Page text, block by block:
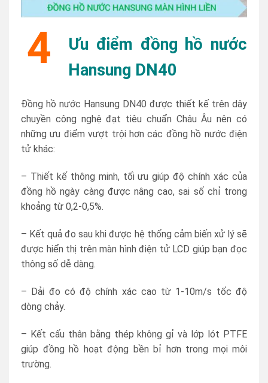
4
Ưu điểm đồng hồ nước
Hansung DN40
Đồng hồ nước Hansung DN40 được thiết kế trên dây
chuyền công nghệ đạt tiêu chuẩn Châu Âu nên có
những ưu điểm vượt trội hơn các đồng hồ nước điện
tử khác:
– Thiết kế thông minh, tối ưu giúp độ chính xác của
đồng hồ ngày càng được nâng cao, sai số chỉ trong
khoảng từ 0,2-0,5%.
– Kết quả đo sau khi được hệ thống cảm biến xử lý sẽ
được hiển thị trên màn hình điện tử LCD giúp bạn đọc
thông số dễ dàng.
– Dải đo có độ chính xác cao từ 1-10m/s tốc độ
dòng chảy.
– Kết cấu thân bằng thép không gỉ và lớp lót PTFE
giúp đồng hồ hoạt động bền bỉ hơn trong mọi môi
trường.